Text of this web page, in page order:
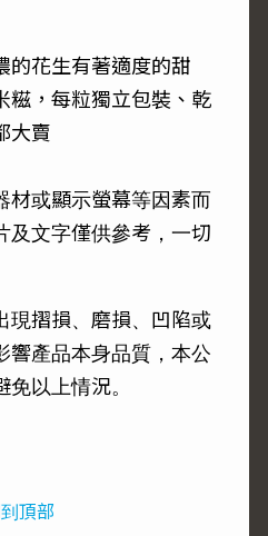
的花生有著適度的甜
糍，每粒獨立包裝、乾
大賣
材或顯示螢幕等因素而
及文字僅供參考，一切
現摺損、磨損、凹陷或
響產品本身品質，本公
以上情況。
頂部